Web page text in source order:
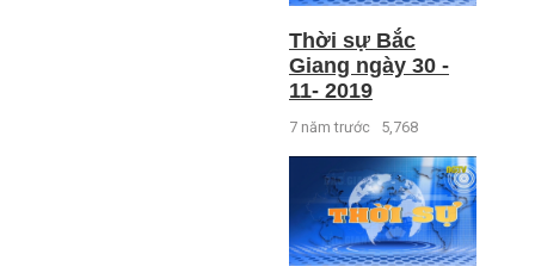
Thời sự Bắc
Giang ngày 30 -
11- 2019
7 năm trước 5,768